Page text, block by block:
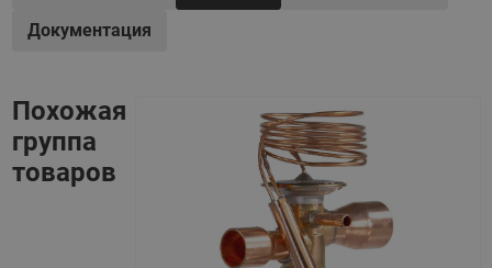
Документация
Похожая
группа
товаров